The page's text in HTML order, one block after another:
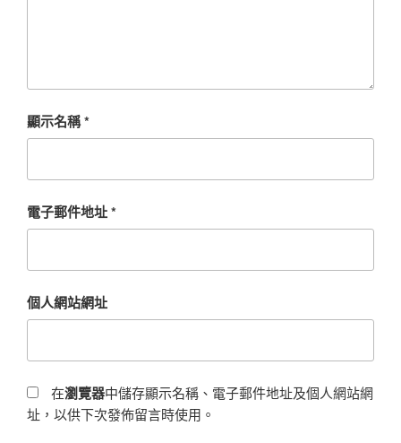
顯示名稱*
電子郵件地址*
個人網站網址
在瀏覽器中儲存顯示名稱、電子郵件地址及個人網站網
址，以供下次發佈留言時使用。